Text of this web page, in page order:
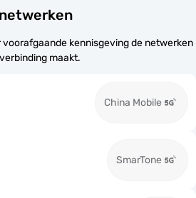
kennisgeving de netwerken
maakt.
China Mobile
SmarTone